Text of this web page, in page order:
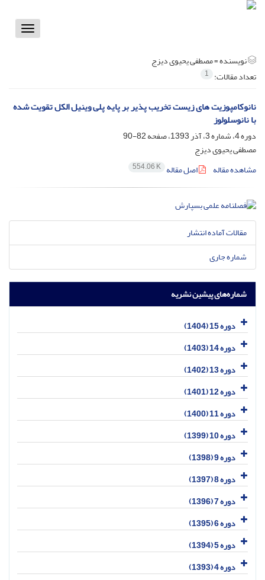
Toggle
نویسنده =مصطفی یحیوی دیزج
تعداد مقالات: 1
نانوکامپوزیت های زیست تخریب پذیر بر پایه پلی وینیل الکل تقویت شده
با نانوسلولوز
دوره 4، شماره 3، آذر 1393، صفحه
82-90
مصطفی یحیوی دیزج
مشاهده مقاله
اصل مقاله 554.06 K
مقالات آماده انتشار
شماره جاری
شماره‌های پیشین نشریه
دوره 15 (1404)
دوره 14 (1403)
دوره 13 (1402)
دوره 12 (1401)
دوره 11 (1400)
دوره 10 (1399)
دوره 9 (1398)
دوره 8 (1397)
دوره 7 (1396)
دوره 6 (1395)
دوره 5 (1394)
دوره 4 (1393)